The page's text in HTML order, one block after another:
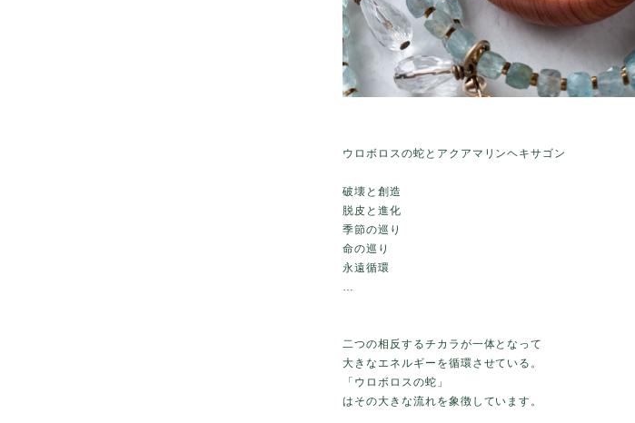
ウロボロスの蛇とアクアマリンヘキサゴン
破壊と創造
脱皮と進化
季節の巡り
命の巡り
永遠循環
…
二つの相反するチカラが一体となって
大きなエネルギーを循環させている。
「ウロボロスの蛇」
はその大きな流れを象徴しています。